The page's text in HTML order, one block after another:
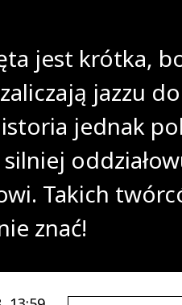
jest krótka,
jazzu do
jednak
Takich
znać!